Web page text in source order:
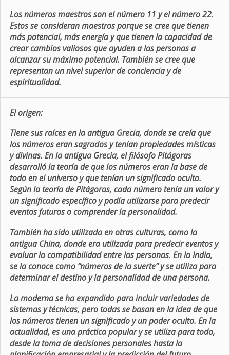
Los números maestros son el número 11 y el número 22.
Estos se consideran maestros porque se cree que tienen
más potencial, más energía y que tienen la capacidad de
crear cambios valiosos que ayuden a las personas a
alcanzar su máximo potencial. También se cree que
representan un nivel superior de conciencia y de
espiritualidad.
El origen:
Tiene sus raíces en la antigua Grecia, donde se creía que
los números eran sagrados y tenían propiedades místicas
y divinas. En la antigua Grecia, el filósofo Pitágoras
desarrolló la teoría de que los números eran la base de
todo en el universo y que tenían un significado oculto.
Según la teoría de Pitágoras, cada número tenía un valor y
un significado específico y podía utilizarse para predecir
eventos futuros o comprender la personalidad.
También ha sido utilizada en otras culturas, como la
antigua China, donde era utilizada para predecir eventos y
evaluar la compatibilidad entre las personas. En la India,
se la conoce como “números de la suerte” y se utiliza para
determinar el destino y la personalidad de una persona.
La moderna se ha expandido para incluir variedades de
sistemas y técnicas, pero todas se basan en la idea de que
los números tienen un significado y un poder oculto. En la
actualidad, es una práctica popular y se utiliza para todo,
desde la toma de decisiones personales hasta la